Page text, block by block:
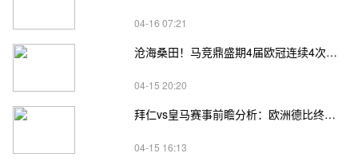
04-16 07:21
沧海桑田！马竞鼎盛期4届欧冠连续4次负皇马，9年后重返4强再冲冠
04-15 20:20
拜仁vs皇马赛事前瞻分析：欧洲德比终局战，安联之巅决四强
04-15 16:13